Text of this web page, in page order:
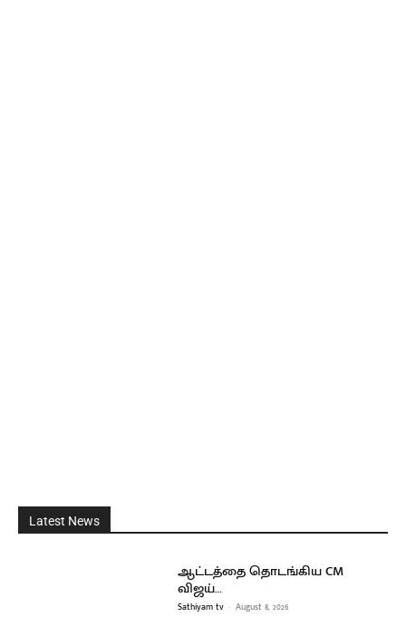
Latest News
ஆட்டத்தை தொடங்கிய CM
விஜய்…
Sathiyam tv - August 8, 2026